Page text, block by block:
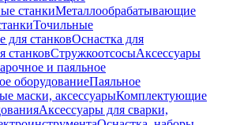
станкиМеталлообрабатывающие
Точильные
станковОснастка для
станковСтружкоотсосыАксессуары
и паяльное
оборудованиеПаяльное
маски, аксессуарыКомплектующие
Аксессуары для сварки,